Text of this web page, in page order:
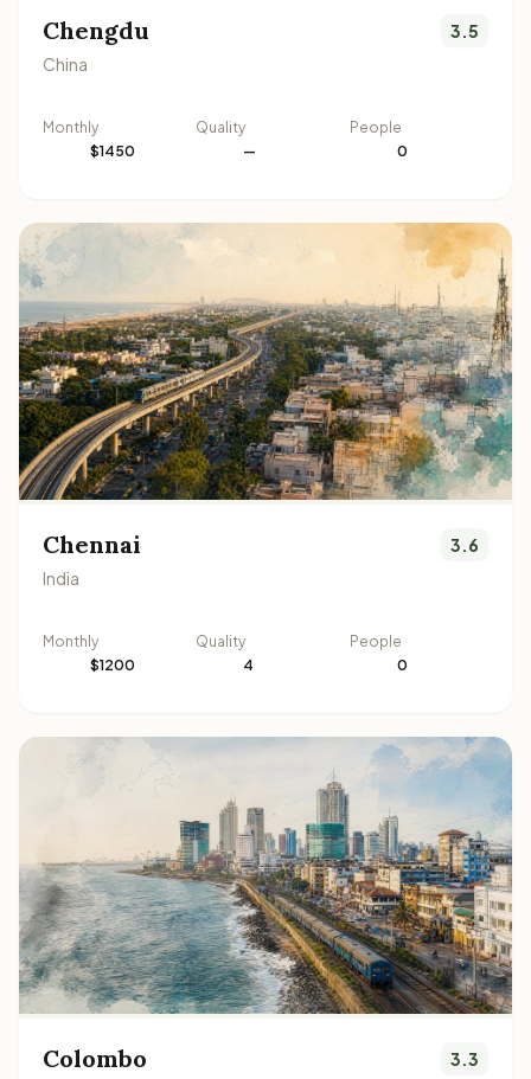
Chengdu
China
3.5
Monthly
$1450
Quality
—
People
0
Chennai
India
3.6
Monthly
$1200
Quality
4
People
0
Colombo 3.3